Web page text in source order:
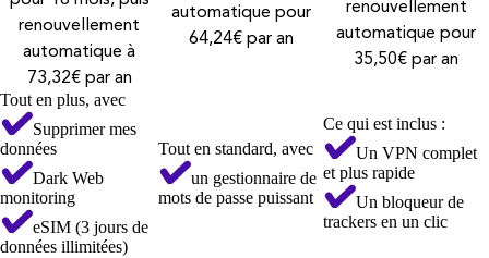
renouvellement
automatique à
73,32€ par an
automatique pour
64,24€ par an
renouvellement
automatique pour
35,50€ par an
Tout en plus, avec
Supprimer mes
données
Dark Web
monitoring
eSIM (3 jours de
données illimitées)
Tout en standard, avec
un gestionnaire de
mots de passe puissant
Ce qui est inclus :
Un VPN complet
et plus rapide
Un bloqueur de
trackers en un clic